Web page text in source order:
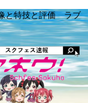
と特技と評価 ラブ